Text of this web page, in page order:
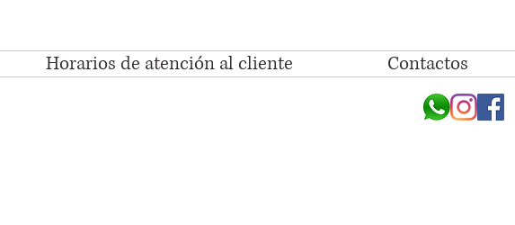
Horarios de atención al cliente Contactos